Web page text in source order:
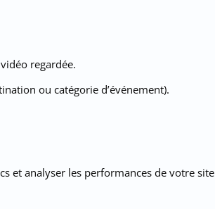
regardée.
ou catégorie d’événement).
et analyser les performances de votre site